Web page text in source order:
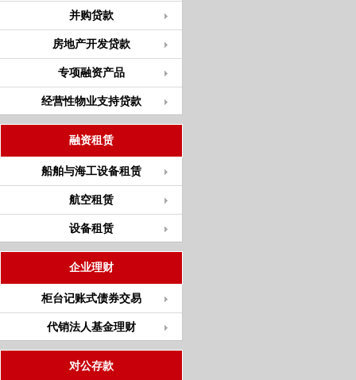
并购贷款
房地产开发贷款
专项融资产品
经营性物业支持贷款
融资租赁
船舶与海工设备租赁
航空租赁
设备租赁
企业理财
柜台记账式债券交易
代销法人基金理财
对公存款